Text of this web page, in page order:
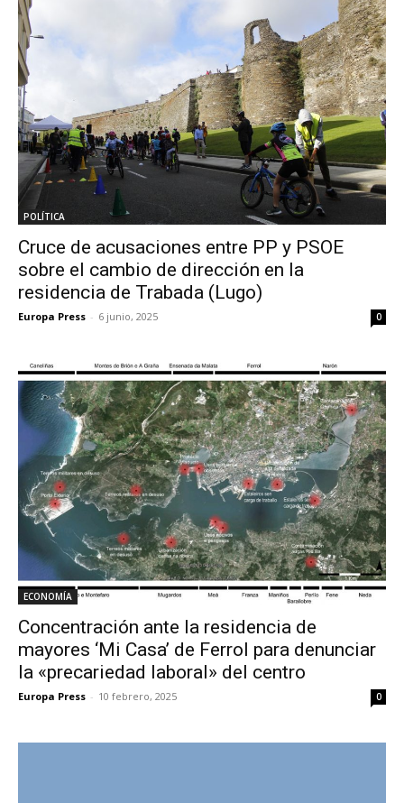
POLÍTICA
Cruce de acusaciones entre PP y PSOE
sobre el cambio de dirección en la
residencia de Trabada (Lugo)
Europa Press - 6 junio, 2025 0
ECONOMÍA
Concentración ante la residencia de
mayores ‘Mi Casa’ de Ferrol para denunciar
la «precariedad laboral» del centro
Europa Press - 10 febrero, 2025 0